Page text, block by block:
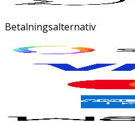
Betalningsalternativ